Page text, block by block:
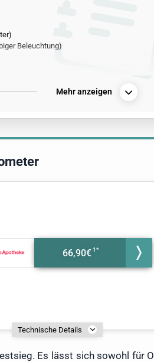
Beleuchtung)
Mehr anzeigen
66,90€
Technische Details
Es lässt sich sowohl für